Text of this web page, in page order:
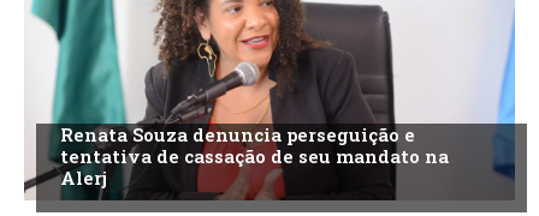
Renata Souza denuncia perseguição e
tentativa de cassação de seu mandato na
Alerj